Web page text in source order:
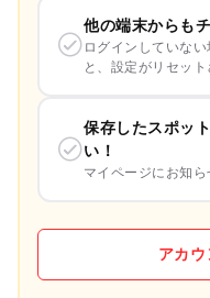
他の端末からも
ログインしていな
と、設定がリセッ
保存したスポッ
い！
マイページにお知
アカ